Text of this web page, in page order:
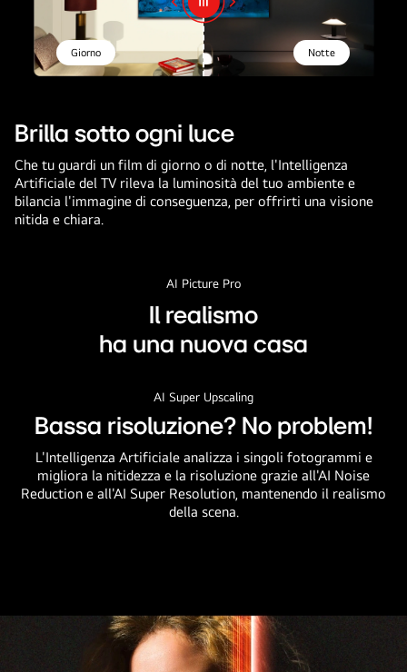
Notte
Giorno
Brilla sotto ogni luce
Che tu guardi un film di giorno o di notte, l'Intelligenza
Artificiale del TV rileva la luminosità del tuo ambiente e
bilancia l'immagine di conseguenza, per offrirti una visione
nitida e chiara.
AI Picture Pro
Il realismo
ha una nuova casa
AI Super Upscaling
Bassa risoluzione? No problem!
L'Intelligenza Artificiale analizza i singoli fotogrammi e
migliora la nitidezza e la risoluzione grazie all'AI Noise
Reduction e all'AI Super Resolution, mantenendo il realismo
della scena.